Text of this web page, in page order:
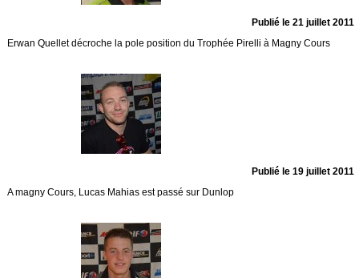
Publié le 21 juillet 2011
Erwan Quellet décroche la pole position du Trophée Pirelli à Magny Cours
Publié le 19 juillet 2011
A magny Cours, Lucas Mahias est passé sur Dunlop